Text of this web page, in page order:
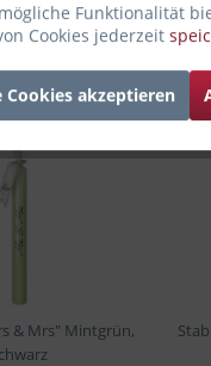
& Mrs" Mintgrün,
Funktionalität
Cookies jederzeit
akzeptieren